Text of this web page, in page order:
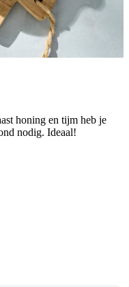
honing en tijm heb je
nodig. Ideaal!